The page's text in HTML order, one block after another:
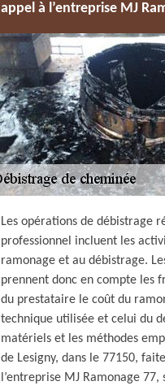
appel à l’entreprise MJ
Les opérations de débistrage
professionnel incluent les
ramonage et au débistrage.
prennent donc en compte les
du prestataire le coût du
technique utilisée et celui du
matériels et les méthodes
de Lesigny, dans le 77150,
l’entreprise MJ Ramonage